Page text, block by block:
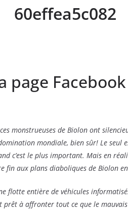
page
monstrueuses de Biolon ont
mondiale, bien sûr! Le seul
c’est le plus important. Mais en
fin aux plans diaboliques de Biolon
flotte entière de véhicules
prêt à affronter tout ce que le